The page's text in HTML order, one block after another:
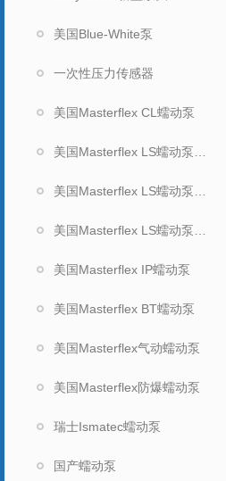
美国Blue-White泵
一次性压力传感器
美国Masterflex CL蠕动泵
美国Masterflex IP蠕动泵
美国Masterflex BT蠕动泵
美国Masterflex气动蠕动泵
美国Masterflex防爆蠕动泵
瑞士Ismatec蠕动泵
国产蠕动泵